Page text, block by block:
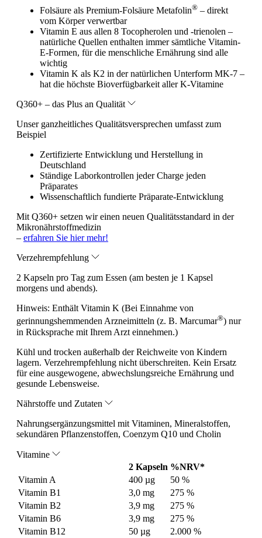
Folsäure als Premium-Folsäure Metafolin® – direkt
vom Körper verwertbar
Vitamin E aus allen 8 Tocopherolen und -trienolen –
natürliche Quellen enthalten immer sämtliche Vitamin-
E-Formen, für die menschliche Ernährung sind alle
wichtig
Vitamin K als K2 in der natürlichen Unterform MK-7 –
hat die höchste Bioverfügbarkeit aller K-Vitamine
Q360+ – das Plus an Qualität
Unser ganzheitliches Qualitätsversprechen umfasst zum
Beispiel
Zertifizierte Entwicklung und Herstellung in
Deutschland
Ständige Laborkontrollen jeder Charge jeden
Präparates
Wissenschaftlich fundierte Präparate-Entwicklung
Mit Q360+ setzen wir einen neuen Qualitätsstandard in der
Mikronährstoffmedizin
– erfahren Sie hier mehr!
Verzehrempfehlung
2 Kapseln pro Tag zum Essen (am besten je 1 Kapsel
morgens und abends).
Hinweis: Enthält Vitamin K (Bei Einnahme von
gerinnungshemmenden Arzneimitteln (z. B. Marcumar®) nur
in Rücksprache mit Ihrem Arzt einnehmen.)
Kühl und trocken außerhalb der Reichweite von Kindern
lagern. Verzehrempfehlung nicht überschreiten. Kein Ersatz
für eine ausgewogene, abwechslungsreiche Ernährung und
gesunde Lebensweise.
Nährstoffe und Zutaten
Nahrungsergänzungsmittel mit Vitaminen, Mineralstoffen,
sekundären Pflanzenstoffen, Coenzym Q10 und Cholin
Vitamine
2 Kapseln %NRV*
Vitamin A
400 µg
50 %
Vitamin B1
3,0 mg
275 %
Vitamin B2
3,9 mg
275 %
Vitamin B6
3,9 mg
275 %
Vitamin B12
50 µg
2.000 %